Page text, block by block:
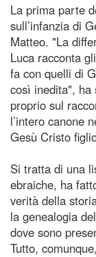
La prima parte
sull’infanzia di
Matteo. "La
Luca racconta
fa con quelli di
così inedita", ha
proprio sul
l’intero canone
Gesù Cristo
Si tratta di una
ebraiche, ha
verità della
la genealogia
dove sono
Tutto,